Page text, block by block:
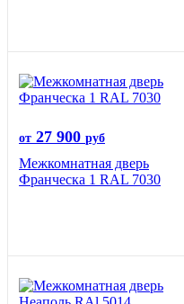
от 27 900 руб
Межкомнатная дверь
Франческа 1 RAL 7030